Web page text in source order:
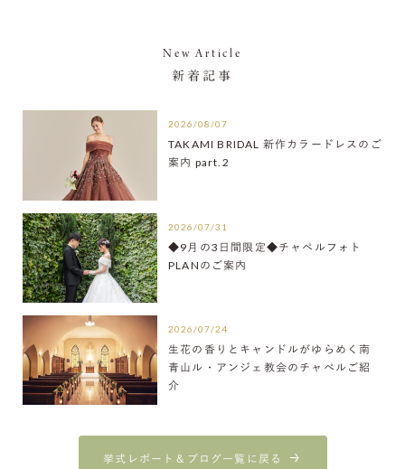
New Article
新着記事
2026/08/07
TAKAMI BRIDAL 新作カラードレスのご
案内 part.2
2026/07/31
◆9月の3日間限定◆チャペルフォト
PLANのご案内
2026/07/24
生花の香りとキャンドルがゆらめく南
青山ル・アンジェ教会のチャペルご紹
介
挙式レポート＆ブログ一覧に戻る